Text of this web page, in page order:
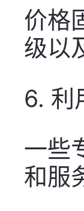
价格
级以
6. 利
一些
和服